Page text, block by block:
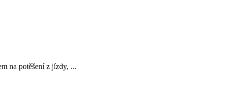
na potěšení z jízdy, ...